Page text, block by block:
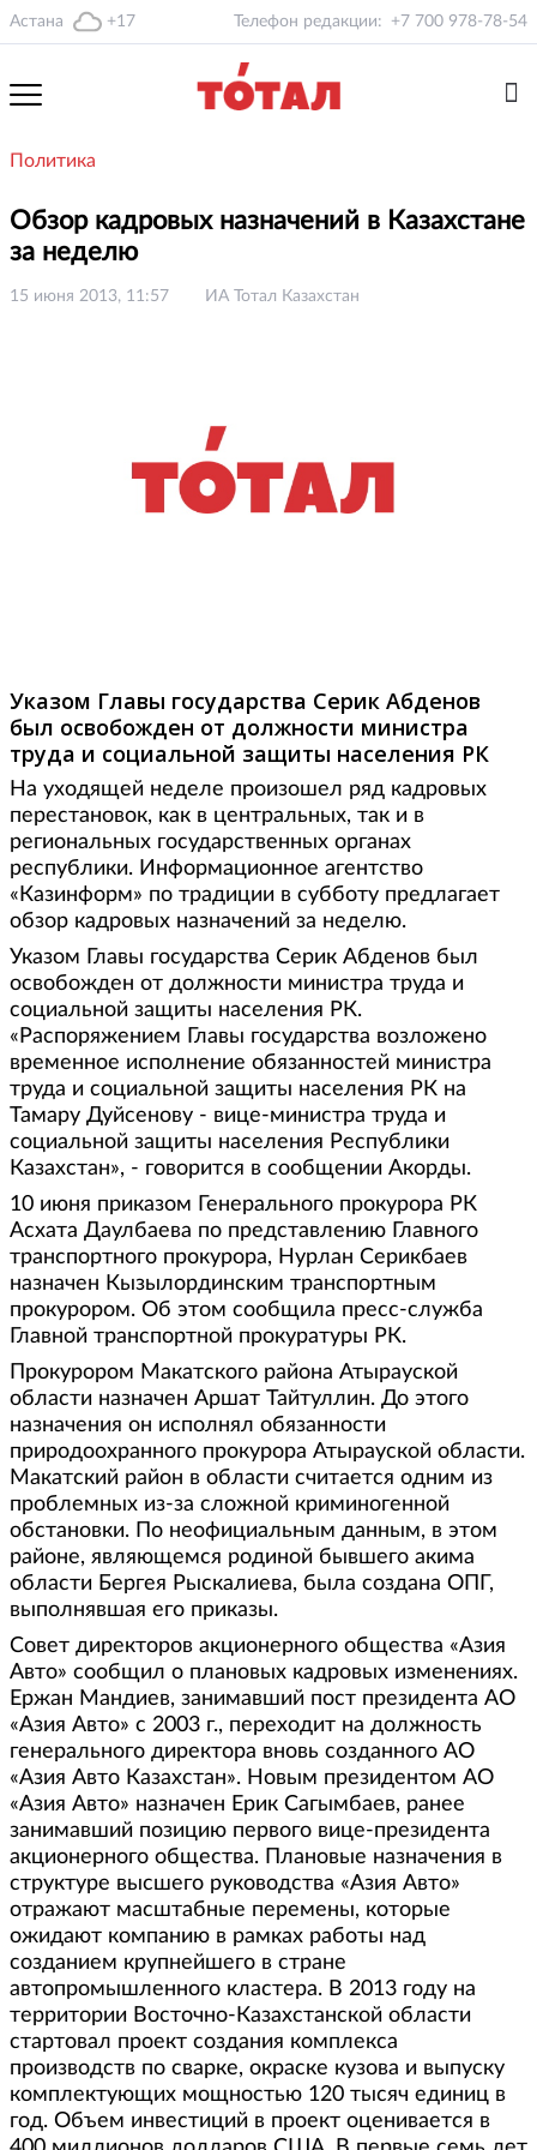
Астана +17 Телефон редакции: +7 700 978-78-54
Политика
Обзор кадровых назначений в Казахстане
за неделю
15 июня 2013, 11:57 ИА Тотал Казахстан
Указом Главы государства Серик Абденов
был освобожден от должности министра
труда и социальной защиты населения РК
На уходящей неделе произошел ряд кадровых
перестановок, как в центральных, так и в
региональных государственных органах
республики. Информационное агентство
«Казинформ» по традиции в субботу предлагает
обзор кадровых назначений за неделю.
Указом Главы государства Серик Абденов был
освобожден от должности министра труда и
социальной защиты населения РК.
«Распоряжением Главы государства возложено
временное исполнение обязанностей министра
труда и социальной защиты населения РК на
Тамару Дуйсенову - вице-министра труда и
социальной защиты населения Республики
Казахстан», - говорится в сообщении Акорды.
10 июня приказом Генерального прокурора РК
Асхата Даулбаева по представлению Главного
транспортного прокурора, Нурлан Серикбаев
назначен Кызылординским транспортным
прокурором. Об этом сообщила пресс-служба
Главной транспортной прокуратуры РК.
Прокурором Макатского района Атырауской
области назначен Аршат Тайтуллин. До этого
назначения он исполнял обязанности
природоохранного прокурора Атырауской области.
Макатский район в области считается одним из
проблемных из-за сложной криминогенной
обстановки. По неофициальным данным, в этом
районе, являющемся родиной бывшего акима
области Бергея Рыскалиева, была создана ОПГ,
выполнявшая его приказы.
Совет директоров акционерного общества «Азия
Авто» сообщил о плановых кадровых изменениях.
Ержан Мандиев, занимавший пост президента АО
«Азия Авто» с 2003 г., переходит на должность
генерального директора вновь созданного АО
«Азия Авто Казахстан». Новым президентом АО
«Азия Авто» назначен Ерик Сагымбаев, ранее
занимавший позицию первого вице-президента
акционерного общества. Плановые назначения в
структуре высшего руководства «Азия Авто»
отражают масштабные перемены, которые
ожидают компанию в рамках работы над
созданием крупнейшего в стране
автопромышленного кластера. В 2013 году на
территории Восточно-Казахстанской области
стартовал проект создания комплекса
производств по сварке, окраске кузова и выпуску
комплектующих мощностью 120 тысяч единиц в
год. Объем инвестиций в проект оценивается в